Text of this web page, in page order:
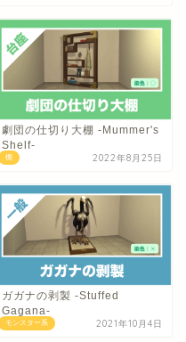
棚
劇団の仕切り大棚 -Mummer's
Shelf-
2022年8月25日
モンスター系
ガガナの剥製 -Stuffed
Gagana-
2021年10月4日